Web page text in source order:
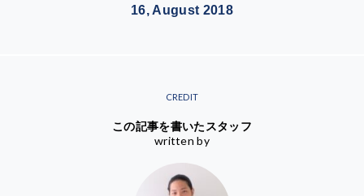
16, August 2018
CREDIT
この記事を書いたスタッフ
written by